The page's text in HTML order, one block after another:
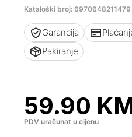
Kataloški broj: 6970648211479
Garancija
Pakiranje
59.90
PDV uračunat u cijenu